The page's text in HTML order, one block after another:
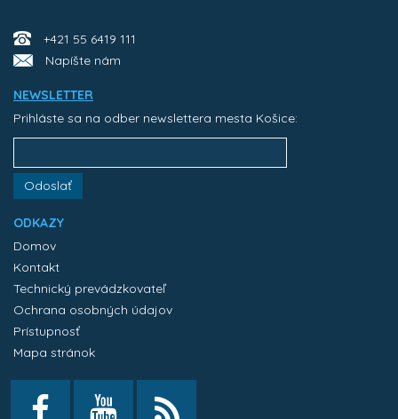
+421 55 6419 111
Napíšte nám
NEWSLETTER
Prihláste sa na odber newslettera mesta Košice:
Odoslať
ODKAZY
Domov
Kontakt
Technický prevádzkovateľ
Ochrana osobných údajov
Prístupnosť
Mapa stránok